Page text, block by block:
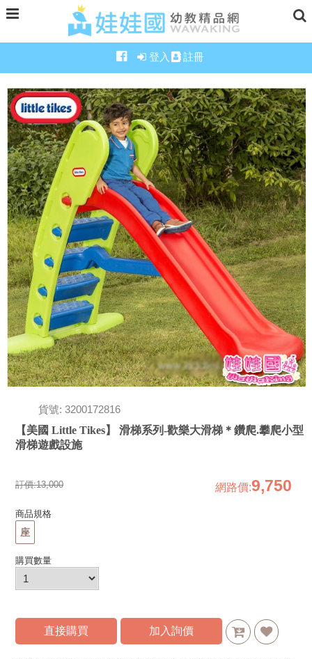
登入 註冊
貨號: 3200172816
【美國 Little Tikes】 滑梯系列-歡樂大滑梯＊鑽爬.攀爬小型
滑梯遊戲設施
訂價:13,000 網路價:9,750
商品規格
座
購買數量
直接購買 加入詢價